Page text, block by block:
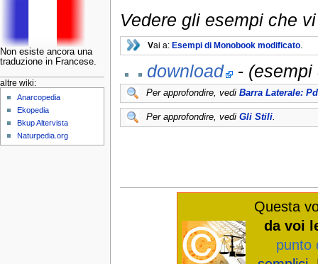
Vedere gli esempi che
Vai a: Esempi di Monobook modificato.
download - (esempi
Per approfondire, vedi Barra Laterale:
Per approfondire, vedi Gli Stili.
Questa
da voi
punto
Non esiste ancora una
traduzione in Francese.
altre wiki:
Anarcopedia
Ekopedia
Bkup Altervista
Naturpedia.org